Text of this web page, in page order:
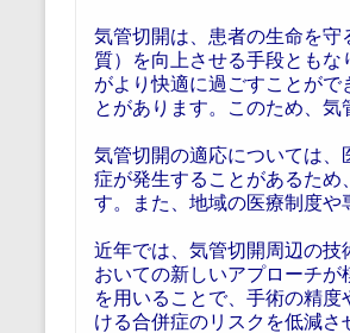
気管切開は、患者の生命を
質）を向上させる手段とも
がより快適に過ごすことが
とがあります。このため、気
気管切開の適応については
症が発生することがあるため
す。また、地域の医療制度や
近年では、気管切開周辺の
おいての新しいアプローチ
を用いることで、手術の精
ける合併症のリスクを低減さ